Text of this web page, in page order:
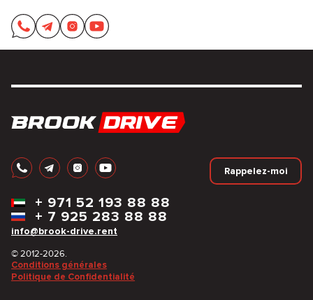
Rappelez-moi
info@brook-drive.rent
+ 7 925 283 88 88
+ 971 52 193 88 88
© 2012-2026.
Conditions générales
Politique de Confidentialité